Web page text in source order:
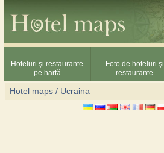
Hoteluri şi restaurante
pe hartă
Foto de hoteluri şi
restaurante
Hotel maps / Ucraina